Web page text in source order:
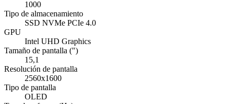
1000
Tipo de almacenamiento
SSD NVMe PCIe 4.0
GPU
Intel UHD Graphics
Tamaño de pantalla (")
15,1
Resolución de pantalla
2560x1600
Tipo de pantalla
OLED